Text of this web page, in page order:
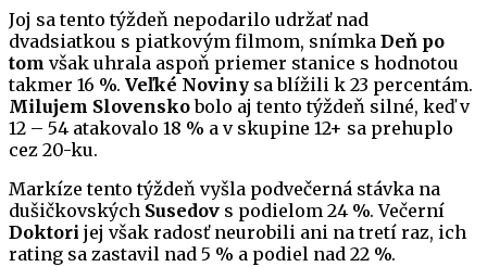
Joj sa tento týždeň nepodarilo udržať nad
dvadsiatkou s piatkovým filmom, snímka Deň po
tom však uhrala aspoň priemer stanice s hodnotou
takmer 16 %. Veľké Noviny sa blížili k 23 percentám.
Milujem Slovenskobolo aj tento týždeň silné, keď v
12 – 54 atakovalo 18 % a v skupine 12+ sa prehuplo
cez 20-ku.
Markíze tento týždeň vyšla podvečerná stávka na
dušičkovských Susedov s podielom 24 %. Večerní
Doktori jej však radosť neurobili ani na tretí raz, ich
rating sa zastavil nad 5 % a podiel nad 22 %.